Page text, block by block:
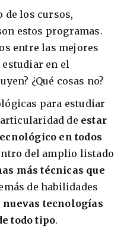
de inglés
de los cursos,
estos programas.
entre las mejores
en el
¿Qué cosas no?
para estudiar
de estar
en todos
del amplio listado
más técnicas que
de habilidades
nuevas tecnologías
todo tipo.